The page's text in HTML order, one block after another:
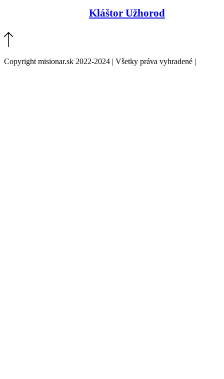
Kláštor Užhorod
Copyright misionar.sk 2022-2024 | Všetky práva vyhradené |